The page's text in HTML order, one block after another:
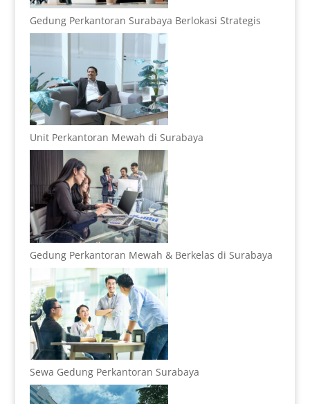
Gedung Perkantoran Surabaya Berlokasi Strategis
Unit Perkantoran Mewah di Surabaya
Gedung Perkantoran Mewah & Berkelas di Surabaya
Sewa Gedung Perkantoran Surabaya